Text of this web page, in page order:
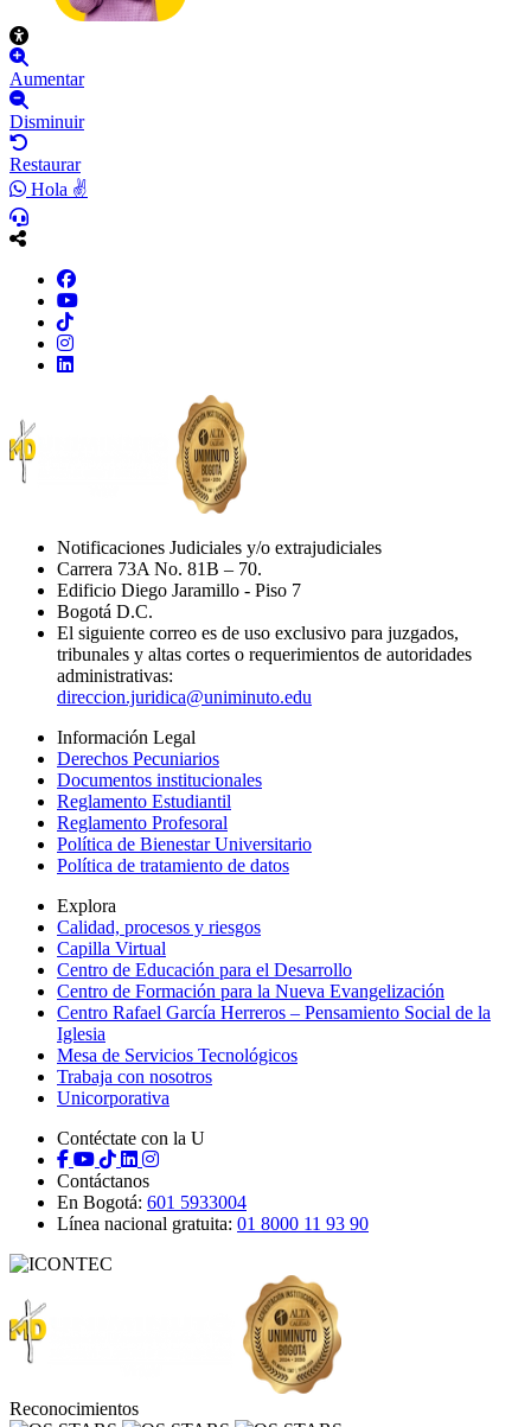
Aumentar
Disminuir
Restaurar
Hola ✌
Notificaciones Judiciales y/o extrajudiciales
Carrera 73A No. 81B – 70.
Edificio Diego Jaramillo - Piso 7
Bogotá D.C.
El siguiente correo es de uso exclusivo para juzgados,
tribunales y altas cortes o requerimientos de autoridades
administrativas:
direccion.juridica@uniminuto.edu
Información Legal
Derechos Pecuniarios
Documentos institucionales
Reglamento Estudiantil
Reglamento Profesoral
Política de Bienestar Universitario
Política de tratamiento de datos
Explora
Calidad, procesos y riesgos
Capilla Virtual
Centro de Educación para el Desarrollo
Centro de Formación para la Nueva Evangelización
Centro Rafael García Herreros – Pensamiento Social de la
Iglesia
Mesa de Servicios Tecnológicos
Trabaja con nosotros
Unicorporativa
Contéctate con la U
Contáctanos
En Bogotá: 601 5933004
Línea nacional gratuita: 01 8000 11 93 90
Reconocimientos